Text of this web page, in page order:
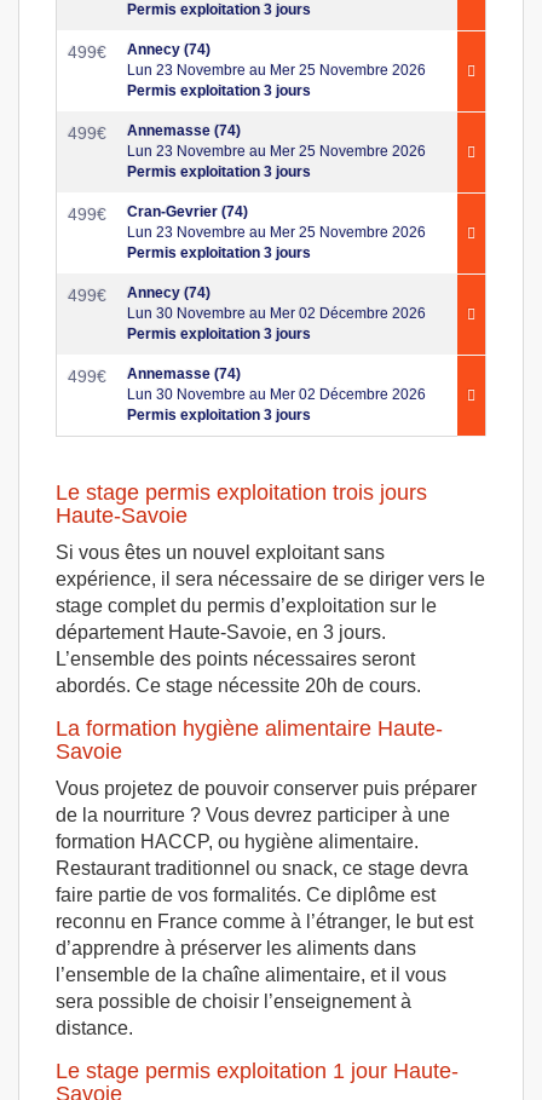
Permis exploitation 3 jours
499€
Annecy (74)
Lun 23 Novembre au Mer 25 Novembre 2026
Permis exploitation 3 jours
499€
Annemasse (74)
Lun 23 Novembre au Mer 25 Novembre 2026
Permis exploitation 3 jours
499€
Cran-Gevrier (74)
Lun 23 Novembre au Mer 25 Novembre 2026
Permis exploitation 3 jours
499€
Annecy (74)
Lun 30 Novembre au Mer 02 Décembre 2026
Permis exploitation 3 jours
499€
Annemasse (74)
Lun 30 Novembre au Mer 02 Décembre 2026
Permis exploitation 3 jours
Le stage permis exploitation trois jours
Haute-Savoie
Si vous êtes un nouvel exploitant sans
expérience, il sera nécessaire de se diriger vers le
stage complet du permis d’exploitation sur le
département Haute-Savoie, en 3 jours.
L’ensemble des points nécessaires seront
abordés. Ce stage nécessite 20h de cours.
La formation hygiène alimentaire Haute-
Savoie
Vous projetez de pouvoir conserver puis préparer
de la nourriture ? Vous devrez participer à une
formation HACCP, ou hygiène alimentaire.
Restaurant traditionnel ou snack, ce stage devra
faire partie de vos formalités. Ce diplôme est
reconnu en France comme à l’étranger, le but est
d’apprendre à préserver les aliments dans
l’ensemble de la chaîne alimentaire, et il vous
sera possible de choisir l’enseignement à
distance.
Le stage permis exploitation 1 jour Haute-
Savoie